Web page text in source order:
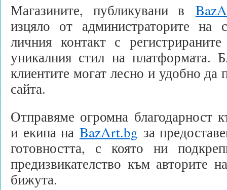
Магазините, публикувани в
изцяло от администраторите
личния контакт с
уникалния стил на платформата.
клиентите могат лесно и удобно да
сайта.
Отправяме огромна благодарност
и екипа на BazArt.bg за
готовността, с която ни
предизвикателство към авторите
бижута.